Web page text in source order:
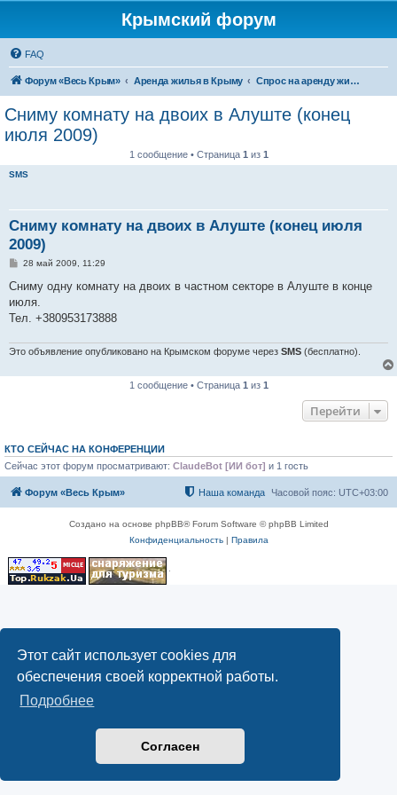
Этот сайт использует cookies для
обеспечения своей корректной работы.
Подробнее
Согласен
Крымский форум
FAQ
Форум «Весь Крым» Аренда жилья в Крыму Спрос на аренду жилья в Крыму
Сниму комнату на двоих в Алуште (конец
июля 2009)
1 сообщение • Страница 1 из 1
SMS
Сниму комнату на двоих в Алуште (конец июля
2009)
С
о
щ
е
28 май 2009, 11:29
Сниму одну комнату на двоих в частном секторе в Алуште в конце
июля.
Тел. +380953173888
Это объявление опубликовано на Крымском форуме через SMS (бесплатно).
1 сообщение • Страница 1 из 1
Перейти
КТО СЕЙЧАС НА КОНФЕРЕНЦИИ
Сейчас этот форум просматривают: ClaudeBot [ИИ бот] и 1 гость
Форум «Весь Крым» Часовой пояс: UTC+03:00
Наша команда
Создано на основе phpBB® Forum Software © phpBB Limited
Конфиденциальность| Правила